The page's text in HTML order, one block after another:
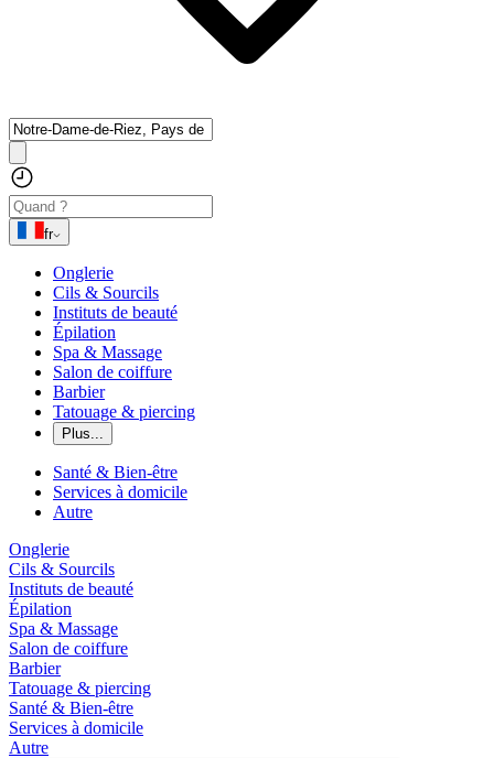
fr
Onglerie
Cils & Sourcils
Instituts de beauté
Épilation
Spa & Massage
Salon de coiffure
Barbier
Tatouage & piercing
Plus...
Santé & Bien-être
Services à domicile
Autre
Onglerie
Cils & Sourcils
Instituts de beauté
Épilation
Spa & Massage
Salon de coiffure
Barbier
Tatouage & piercing
Santé & Bien-être
Services à domicile
Autre